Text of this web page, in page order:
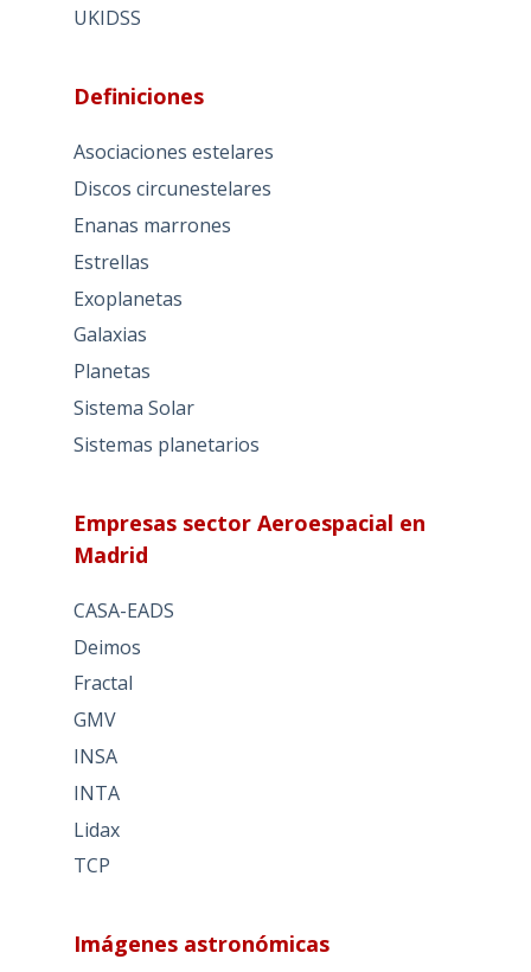
UKIDSS
Definiciones
Asociaciones estelares
Discos circunestelares
Enanas marrones
Estrellas
Exoplanetas
Galaxias
Planetas
Sistema Solar
Sistemas planetarios
Empresas sector Aeroespacial en
Madrid
CASA-EADS
Deimos
Fractal
GMV
INSA
INTA
Lidax
TCP
Imágenes astronómicas